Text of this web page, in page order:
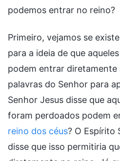
podemos entrar no reino?
Primeiro, vejamos se
para a ideia de que
podem entrar diretamente
palavras do Senhor para
Senhor Jesus disse que
foram perdoados podem
reino dos céus? O Espírito
disse que isso permitiria